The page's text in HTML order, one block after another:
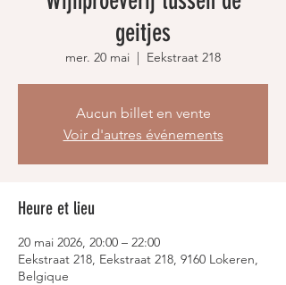
geitjes
mer. 20 mai
  |
Eekstraat 218
Aucun billet en vente
Voir d'autres événements
Heure et lieu
20 mai 2026, 20:00 – 22:00
Eekstraat 218, Eekstraat 218, 9160 Lokeren,
Belgique